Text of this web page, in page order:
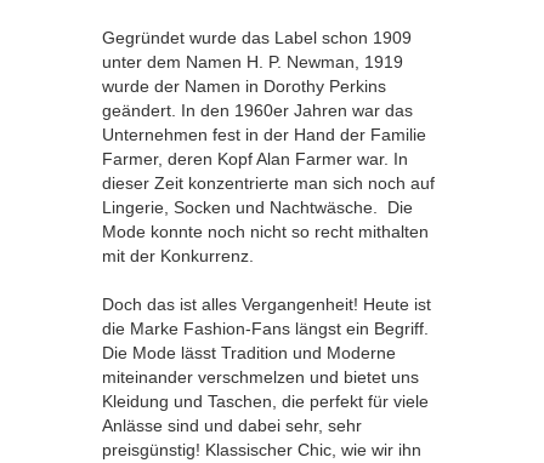
Gegründet wurde das Label schon 1909
unter dem Namen H. P. Newman, 1919
wurde der Namen in Dorothy Perkins
geändert. In den 1960er Jahren war das
Unternehmen fest in der Hand der Familie
Farmer, deren Kopf Alan Farmer war. In
dieser Zeit konzentrierte man sich noch auf
Lingerie, Socken und Nachtwäsche. Die
Mode konnte noch nicht so recht mithalten
mit der Konkurrenz.
Doch das ist alles Vergangenheit! Heute ist
die Marke Fashion-Fans längst ein Begriff.
Die Mode lässt Tradition und Moderne
miteinander verschmelzen und bietet uns
Kleidung und Taschen, die perfekt für viele
Anlässe sind und dabei sehr, sehr
preisgünstig! Klassischer Chic, wie wir ihn